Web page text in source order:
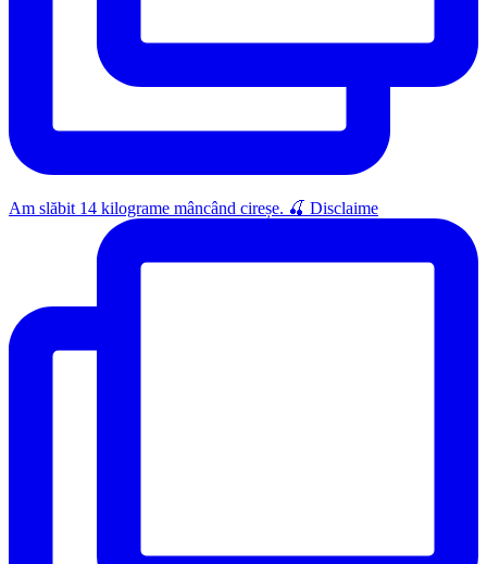
Am slăbit 14 kilograme mâncând cireșe. 🍒 Disclaime